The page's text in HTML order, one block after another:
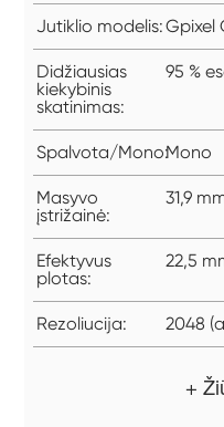
Jutiklio modelis:Gpixel
Didžiausias
kiekybinis
skatinimas:
95 %
Spalvota/Mono:Mono
Masyvo
įstrižainė:
31,9
Efektyvus
plotas:
22,5
Rezoliucija: 2048
+